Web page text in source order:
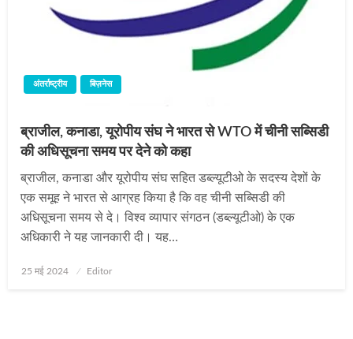
अंतर्राष्ट्रीय बिज़नेस
ब्राजील, कनाडा, यूरोपीय संघ ने भारत से WTO में चीनी सब्सिडी
की अधिसूचना समय पर देने को कहा
ब्राजील, कनाडा और यूरोपीय संघ सहित डब्ल्यूटीओ के सदस्य देशों के
एक समूह ने भारत से आग्रह किया है कि वह चीनी सब्सिडी की
अधिसूचना समय से दे। विश्व व्यापार संगठन (डब्ल्यूटीओ) के एक
अधिकारी ने यह जानकारी दी। यह…
Posted
25 मई 2024 Editor